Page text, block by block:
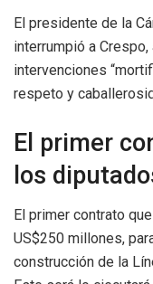
El presidente de la
interrumpió a
intervenciones
respeto y
El primer
los
El primer contrato
US$250 millones,
construcción de la